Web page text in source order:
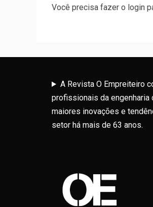
Você precisa fazer o login
A Revista O Empreiteiro
profissionais da engenharia
maiores inovações e
setor há mais de 63 anos.